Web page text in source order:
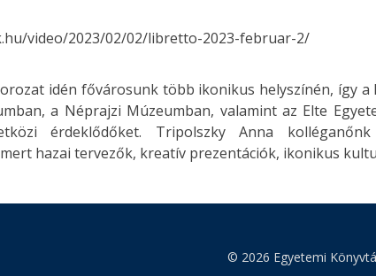
video/2023/02/02/libretto-2023-februar-2/
idén fővárosunk több ikonikus helyszínén, így a
a Néprajzi Múzeumban, valamint az Elte
érdeklődőket. Tripolszky Anna
hazai tervezők, kreatív prezentációk, ikonikus
© 2026 Egyetemi